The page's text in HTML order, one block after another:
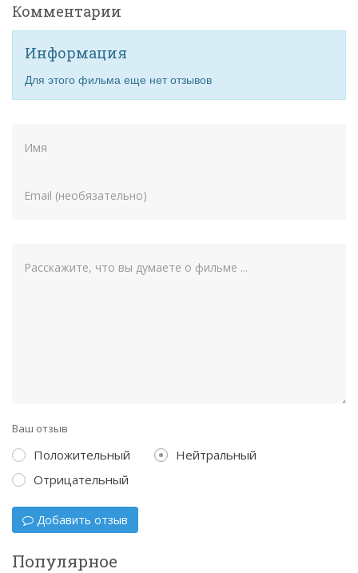
Комментарии
Информация
Для этого фильма еще нет отзывов
Ваш отзыв
Положительный
Нейтральный
Отрицательный
Добавить отзыв
Популярное